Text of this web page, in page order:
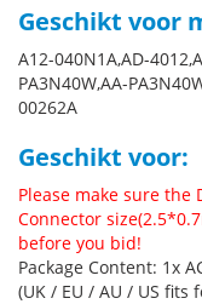
Geschikt voor
A12-040N1A,AD-
PA3N40W,AA-
00262A
Geschikt voor:
Please make sure the
Connector
before you bid!
Package Content: 1x
(UK / EU / AU / US fits